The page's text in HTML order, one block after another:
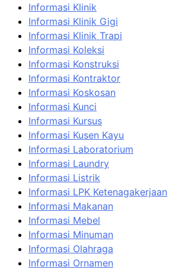
Informasi Klinik
Informasi Klinik Gigi
Informasi Klinik Trapi
Informasi Koleksi
Informasi Konstruksi
Informasi Kontraktor
Informasi Koskosan
Informasi Kunci
Informasi Kursus
Informasi Kusen Kayu
Informasi Laboratorium
Informasi Laundry
Informasi Listrik
Informasi LPK Ketenagakerjaan
Informasi Makanan
Informasi Mebel
Informasi Minuman
Informasi Olahraga
Informasi Ornamen